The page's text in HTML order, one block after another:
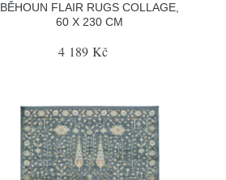
BĚHOUN FLAIR RUGS COLLAGE,
60 X 230 CM
4 189 Kč